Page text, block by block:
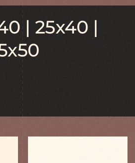
| 25x40 |